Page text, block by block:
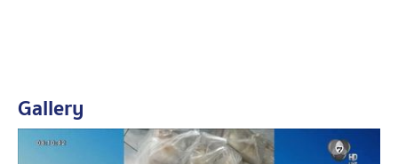
ส่วนอาหารที่ทำเสร็จแล้ว นำไปมอบให้โรงพยาบาลเพื่อแจก
จ่ายบุคลากรและผู้ป่วย 100 ชุด ส่วน อีก 100 ชุด นำไปมอบ
ให้กำลังพลที่ปฏิบัติหน้าที่ตามแนวชายแดนจังหวัดตราดแทน
Gallery